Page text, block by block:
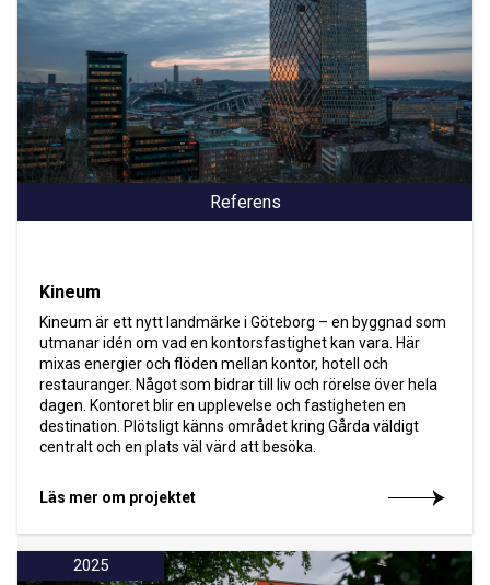
Referens
Kineum
Kineum är ett nytt landmärke i Göteborg – en byggnad som
utmanar idén om vad en kontorsfastighet kan vara. Här
mixas energier och flöden mellan kontor, hotell och
restauranger. Något som bidrar till liv och rörelse över hela
dagen. Kontoret blir en upplevelse och fastigheten en
destination. Plötsligt känns området kring Gårda väldigt
centralt och en plats väl värd att besöka.
Läs mer om projektet
2025